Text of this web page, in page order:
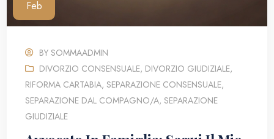
Feb
BYSOMMAADMIN
DIVORZIO CONSENSUALE, DIVORZIO GIUDIZIALE,
RIFORMA CARTABIA,SEPARAZIONE CONSENSUALE,
SEPARAZIONE DAL COMPAGNO/A,SEPARAZIONE
GIUDIZIALE